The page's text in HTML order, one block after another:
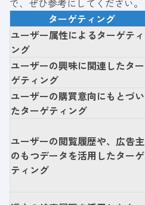
で、ぜひ参考にしてください。
ターゲティング
ユーザー属性によるターゲティ
ング
ユーザーの興味に関連したター
ゲティング
ユーザーの購買意向にもとづい
たターゲティング
ユーザーの閲覧履歴や、広告主
のもつデータを活用したターゲ
ティング